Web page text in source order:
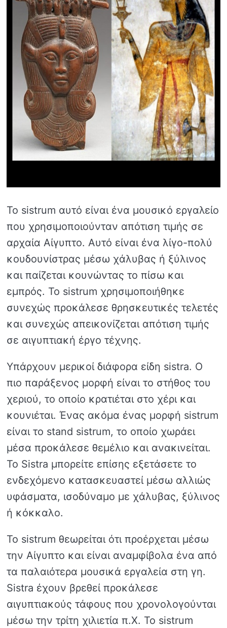
Το sistrum αυτό είναι ένα μουσικό εργαλείο
που χρησιμοποιούνταν απότιση τιμής σε
αρχαία Αίγυπτο. Αυτό είναι ένα λίγο-πολύ
κουδουνίστρας μέσω χάλυβας ή ξύλινος
και παίζεται κουνώντας το πίσω και
εμπρός. Το sistrum χρησιμοποιήθηκε
συνεχώς προκάλεσε θρησκευτικές τελετές
και συνεχώς απεικονίζεται απότιση τιμής
σε αιγυπτιακή έργο τέχνης.
Υπάρχουν μερικοί διάφορα είδη sistra. Ο
πιο παράξενος μορφή είναι το στήθος του
χεριού, το οποίο κρατιέται στο χέρι και
κουνιέται. Ένας ακόμα ένας μορφή sistrum
είναι το stand sistrum, το οποίο χωράει
μέσα προκάλεσε θεμέλιο και ανακινείται.
Το Sistra μπορείτε επίσης εξετάσετε το
ενδεχόμενο κατασκευαστεί μέσω αλλιώς
υφάσματα, ισοδύναμο με χάλυβας, ξύλινος
ή κόκκαλο.
Το sistrum θεωρείται ότι προέρχεται μέσω
την Αίγυπτο και είναι αναμφίβολα ένα από
τα παλαιότερα μουσικά εργαλεία στη γη.
Sistra έχουν βρεθεί προκάλεσε
αιγυπτιακούς τάφους που χρονολογούνται
μέσω την τρίτη χιλιετία π.Χ. Το sistrum